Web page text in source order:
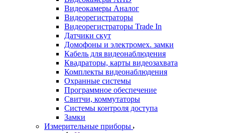
Видеокамеры Аналог
Видеорегистраторы
Видеорегистраторы Trade In
Датчики скут
Домофоны и электромех. замки
Кабель для видеонаблюдения
Квадраторы, карты видеозахвата
Комплекты видеонаблюдения
Охранные системы
Программное обеспечение
Свитчи, коммутаторы
Системы контроля доступа
Замки
Измерительные приборы